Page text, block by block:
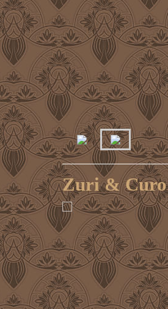
Zuri & Curo